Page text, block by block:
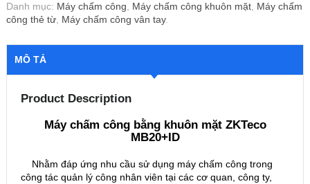
Danh mục: Máy chấm công Máy chấm công khuôn mặt Máy chấm
công thẻ từ Máy chấm công vân tay.
MÔ TẢ
Product Description
Máy chấm công bằng khuôn mặt ZKTeco
MB20+ID
Nhằm đáp ứng nhu cầu sử dụng máy chấm công trong
công tác quản lý công nhân viên tại các cơ quan, công ty,